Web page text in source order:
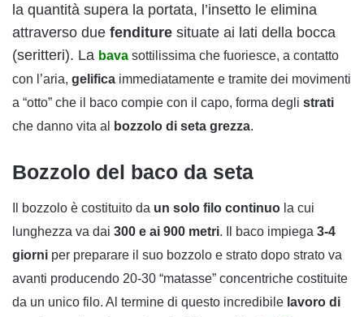
la quantità supera la portata, l’insetto le elimina
attraverso due fenditure situate ai lati della bocca
(seritteri). La bava sottilissima che fuoriesce, a contatto
con l’aria, gelifica immediatamente e tramite dei movimenti
a “otto” che il baco compie con il capo, forma degli strati
che danno vita al
bozzolo di seta grezza.
Bozzolo del baco da seta
Il bozzolo è costituito da un solo filo continuo la cui
lunghezza va dai 300 e ai 900 metri. Il baco impiega 3-4
giorni per preparare il suo bozzolo e strato dopo strato va
avanti producendo 20-30 “matasse” concentriche costituite
da un unico filo. Al termine di questo incredibile lavoro di